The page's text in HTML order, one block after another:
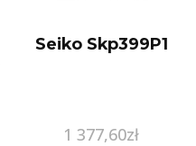
Seiko Skp399P1
1 377,60zł